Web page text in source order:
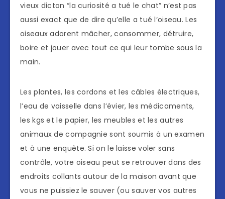
vieux dicton “la curiosité a tué le chat” n’est pas
aussi exact que de dire qu’elle a tué l’oiseau. Les
oiseaux adorent mâcher, consommer, détruire,
boire et jouer avec tout ce qui leur tombe sous la
main.
Les plantes, les cordons et les câbles électriques,
l’eau de vaisselle dans l’évier, les médicaments,
les kgs et le papier, les meubles et les autres
animaux de compagnie sont soumis à un examen
et à une enquête. Si on le laisse voler sans
contrôle, votre oiseau peut se retrouver dans des
endroits collants autour de la maison avant que
vous ne puissiez le sauver (ou sauver vos autres